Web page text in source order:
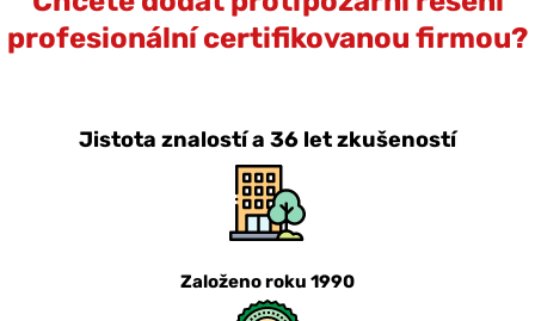
profesionální certifikovanou firmou?
Jistota znalostí a 36 let zkušeností
Založeno roku 1990